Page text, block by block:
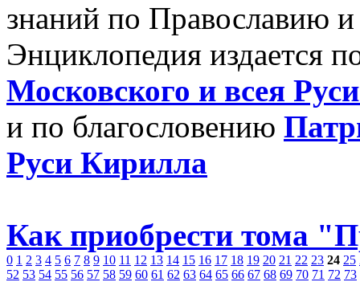
знаний по Православию
Энциклопедия издается
Московского и всея
и по благословению
Руси Кирилла
Как приобрести тома
0 1 2 3 4 5 6 7 8 9 10 11 12 13 14 15 16 17 18 19 20 21 22 23 24 25
52 53 54 55 56 57 58 59 60 61 62 63 64 65 66 67 68 69 70 71 72 73